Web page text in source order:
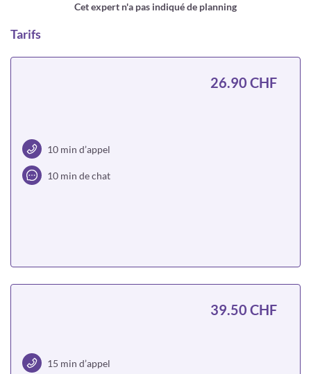
Cet expert n'a pas indiqué de planning
Tarifs
10 min d’appel
10 min de chat
26.90 CHF
15 min d’appel
39.50 CHF